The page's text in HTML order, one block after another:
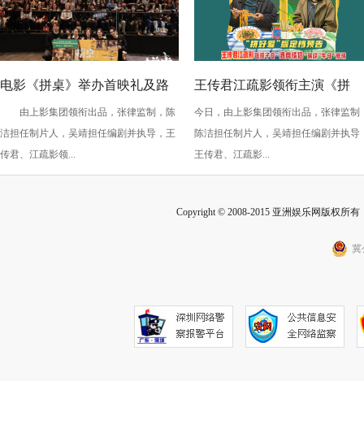
电影《拼桌》举办首映礼及路
演 白色情人节相约搭子稳稳幸
福
由上影集团领衔出品，张律监制，陈
洁担任制片人，吴靖担任编剧并执导，王
传君、江疏影领...
王传君江疏影领衔主演《拼
桌》定档3月14日
今日，由上影集团领衔出品，张律监制
陈洁担任制片人，吴靖担任编剧并执导
王传君、江疏影...
Copyright © 2008-2015 亚洲娱乐网版权所
冀